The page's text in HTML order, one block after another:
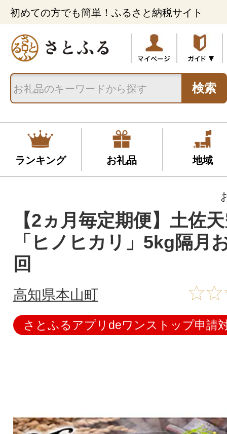
初めての方でも簡単！ふるさと納税サイト
検索
ランキング お礼品 地域
【2ヵ月毎定期便】土佐
「ヒノヒカリ」5kg隔月
回
高知県本山町
さとふるアプリdeワンストップ申請